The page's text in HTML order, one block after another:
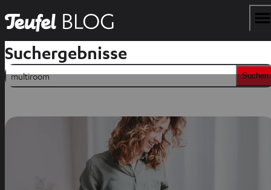
Suchergebnisse
Suchen Suchen